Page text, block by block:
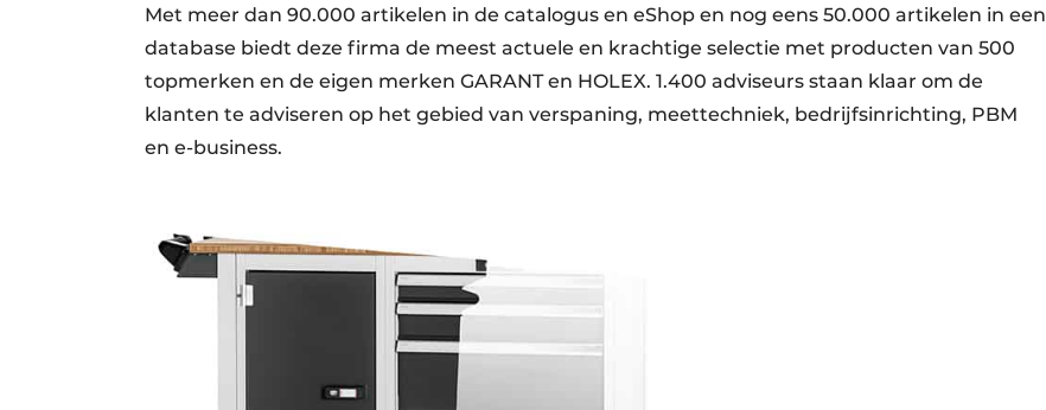
Met meer dan 90.000 artikelen in de catalogus en eShop en nog eens 50.000 artikelen in een
database biedt deze firma de meest actuele en krachtige selectie met producten van 500
topmerken en de eigen merken GARANT en HOLEX. 1.400 adviseurs staan klaar om de
klanten te adviseren op het gebied van verspaning, meettechniek, bedrijfsinrichting, PBM
en e-business.